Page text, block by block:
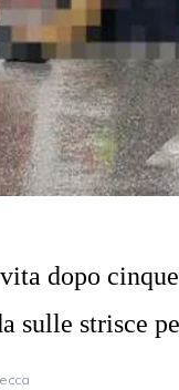
dopo
sulle strisce